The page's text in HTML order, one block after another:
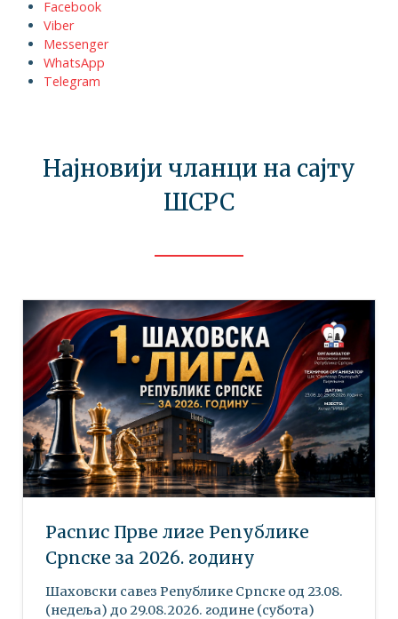
Facebook
Viber
Messenger
WhatsApp
Telegram
Најновији чланци на сајту
ШСРС
Распис Прве лиге Републике
Српске за 2026. годину
Шаховски савез Републике Српске oд 23.08.
(недеља) до 29.08.2026. године (субота)